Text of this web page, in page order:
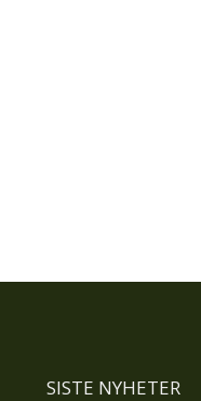
SISTE NYHETER